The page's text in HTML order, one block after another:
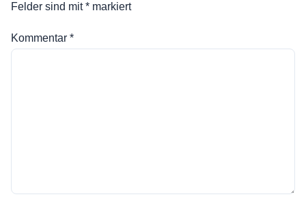
Felder sind mit* markiert
Kommentar *